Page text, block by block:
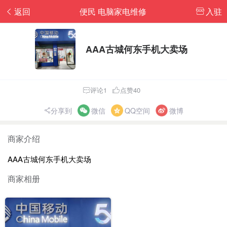
返回 入驻
便民 电脑家电维修
AAA古城何东手机大卖场
评论1 点赞40
分享到 微信 QQ空间 微博
商家介绍
AAA古城何东手机大卖场
商家相册